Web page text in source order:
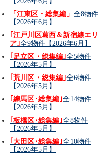
「江東区・総集編」 全8物件
【2026年6月】
｢江戸川区葛西＆新宿線エリ
ア｣全9物件【2026年6月】
｢足立区・総集編｣全5物件
【2026年5月】
｢荒川区・総集編｣全6物件
【2026年5月】
｢練馬区･総集編｣全14物件
【2026年5月】
｢板橋区･総集編｣全8物件
【2026年5月】
｢大田区･総集編｣全10物件
【2026年5月】